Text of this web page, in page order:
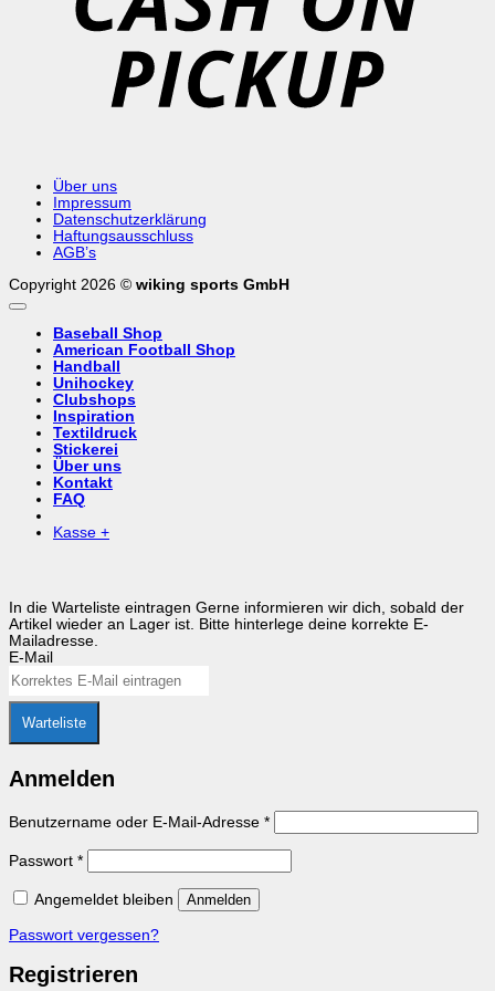
Über uns
Impressum
Datenschutzerklärung
Haftungsausschluss
AGB’s
Copyright 2026 © wiking sports GmbH
Baseball Shop
American Football Shop
Handball
Unihockey
Clubshops
Inspiration
Textildruck
Stickerei
Über uns
Kontakt
FAQ
Kasse +
In die Warteliste eintragen Gerne informieren wir dich, sobald der
Artikel wieder an Lager ist. Bitte hinterlege deine korrekte E-
Mailadresse.
E-Mail
Warteliste
Anmelden
Benutzername oder E-Mail-Adresse *Erforderlich
Passwort *Erforderlich
Angemeldet bleiben Anmelden
Passwort vergessen?
Registrieren